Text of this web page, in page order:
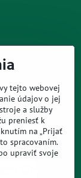
tejto webovej
údajov o jej
a služby
preniesť k
na „Prijať
spracovaním.
upraviť svoje